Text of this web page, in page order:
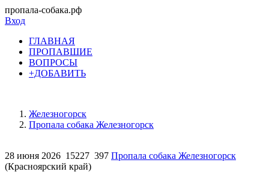
пропала-собака.рф
Вход
ГЛАВНАЯ
ПРОПАВШИЕ
ВОПРОСЫ
+ДОБАВИТЬ
Железногорск
Пропала собака Железногорск
28 июня 2026 15227 397 Пропала собака Железногорск
(Красноярский край)